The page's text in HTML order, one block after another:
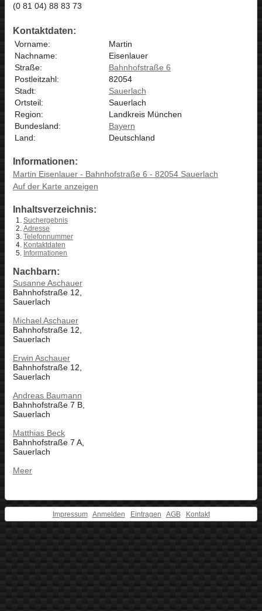
(0 81 04) 88 83 73
Kontaktdaten:
Vorname:
Martin
Nachname:
Eisenlauer
Straße:
Bahnhofstraße 6
Postleitzahl:
82054
Stadt:
Sauerlach
Ortsteil:
Sauerlach
Region:
Landkreis München
Bundesland:
Bayern
Land:
Deutschland
Informationen:
Martin Eisenlauer - Bahnhofstraße 6 - 82054 Sauerlach
Auf der Karte anzeigen
Inhaltsverzeichnis:
Suchergebnis
Adresse
Telefonnummer
Kontaktdaten
Informationen
Nachbarn:
Susanne Aschauer
Bahnhofstraße 12,
Sauerlach
Michael Aschauer
Bahnhofstraße 12,
Sauerlach
Erwin Aschauer
Bahnhofstraße 12,
Sauerlach
Andreas Baumann
Bahnhofstraße 7 B,
Sauerlach
Matthias Beck
Bahnhofstraße 7 A,
Sauerlach
Meer
Impressum Anmelden Eintragen AGB Kontakt